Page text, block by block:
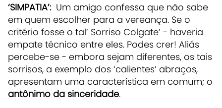
‘SIMPATIA’: Um amigo confessa que não sabe
em quem escolher para a vereança. Se o
critério fosse o tal’ Sorriso Colgate’ - haveria
empate técnico entre eles. Podes crer! Aliás
percebe-se - embora sejam diferentes, os tais
sorrisos, a exemplo dos ‘calientes’ abraços,
apresentam uma característica em comum; o
antônimo da sinceridade.